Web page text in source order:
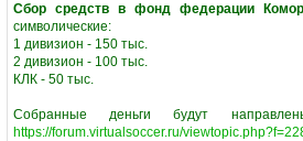
Сбор средств в фонд федерации
символические:
‎1 дивизион - 150 тыс.
‎2 дивизион - 100 тыс.
‎КЛК - 50 тыс.
‎Собранные деньги будут
https://forum.virtualsoccer.ru/